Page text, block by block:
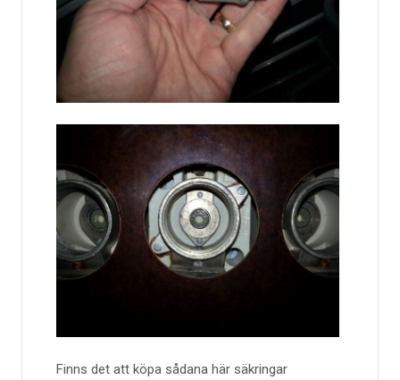
Finns det att köpa sådana här säkringar